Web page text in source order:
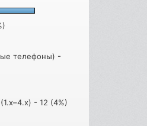
телефоны) -
- 12 (4%)